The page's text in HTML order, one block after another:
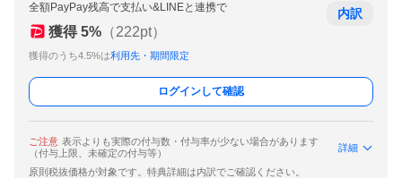
全額PayPay残高で支払い&LINEと連携で
獲得 5% （222pt）
獲得のうち4.5%は利用先・期間限定
内訳
ログインして確認
ご注意 表示よりも実際の付与数・付与率が少ない場合があります
（付与上限、未確定の付与等）
詳細
原則税抜価格が対象です。特典詳細は内訳でご確認ください。